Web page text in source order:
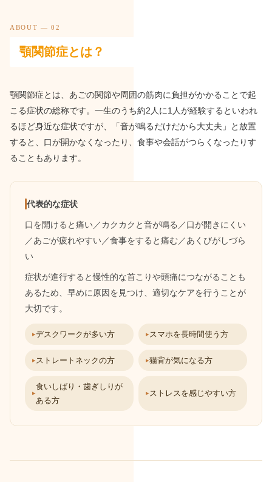
ABOUT — 02
顎関節症とは？
顎関節症とは、あごの関節や周囲の筋肉に負担がかかることで起
こる症状の総称です。一生のうち約2人に1人が経験するといわれ
るほど身近な症状ですが、「音が鳴るだけだから大丈夫」と放置
すると、口が開かなくなったり、食事や会話がつらくなったりす
ることもあります。
代表的な症状
口を開けると痛い／カクカクと音が鳴る／口が開きにくい
／あごが疲れやすい／食事をすると痛む／あくびがしづら
い
症状が進行すると慢性的な首こりや頭痛につながることも
あるため、早めに原因を見つけ、適切なケアを行うことが
大切です。
デスクワークが多い方 スマホを長時間使う方
ストレートネックの方 猫背が気になる方
食いしばり・歯ぎしりが
ある方
ストレスを感じやすい方